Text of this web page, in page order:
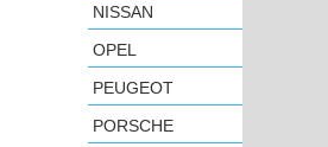
NISSAN
OPEL
PEUGEOT
PORSCHE